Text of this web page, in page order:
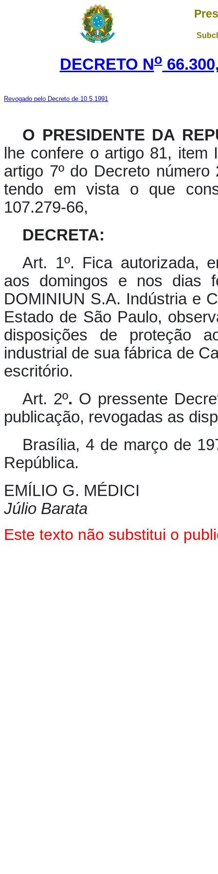
DECRETO No
Revogado pelo Decreto de 10.5.1991
O PRESIDENTE DA
lhe confere o artigo 81,
artigo 7º do Decreto
tendo em vista o que
107.279-66,
DECRETA:
Art. 1º. Fica autorizada,
aos domingos e nos dias
DOMINIUN S.A. Indústria e
Estado de São Paulo,
disposições de proteção
industrial de sua fábrica de
escritório.
Art. 2º. O pressente
publicação, revogadas as
Brasília, 4 de março de
República.
EMÍLIO G. MÉDICI
Júlio Barata
Este texto não substitui o